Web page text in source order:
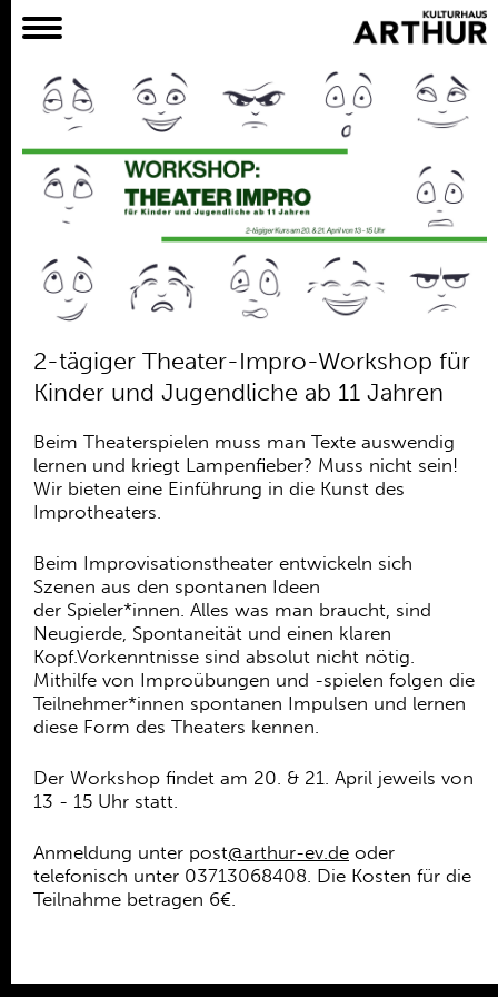
Planer
Alles
Bühne
Workshop
Archiv
Aktuelles
Projekte
Praktikum /
Bundesfreiwilligendienst /
Ehrenamt
Förderer
Kontakt
2-tägiger Theater-Impro-Workshop für
Kinder und Jugendliche ab 11 Jahren
Beim Theaterspielen muss man Texte auswendig
lernen und kriegt Lampenfieber? Muss nicht sein!
Wir bieten eine Einführung in die Kunst des
Improtheaters.
Beim Improvisationstheater entwickeln sich
Szenen aus den spontanen Ideen
der Spieler*innen. Alles was man braucht, sind
Neugierde, Spontaneität und einen klaren
Kopf.Vorkenntnisse sind absolut nicht nötig.
Mithilfe von Improübungen und -spielen folgen die
Teilnehmer*innen spontanen Impulsen und lernen
diese Form des Theaters kennen.
Der Workshop findet am 20. & 21. April jeweils von
13 - 15 Uhr statt.
Anmeldung unter post@arthur-ev.de oder
telefonisch unter 03713068408. Die Kosten für die
Teilnahme betragen 6€.